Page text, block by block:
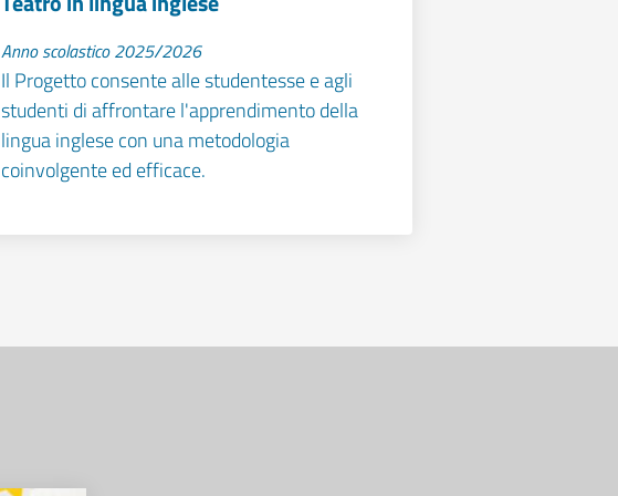
Anno scolastico 2025/2026
Il Progetto consente alle studentesse e agli
studenti di affrontare l'apprendimento della
lingua inglese con una metodologia
coinvolgente ed efficace.